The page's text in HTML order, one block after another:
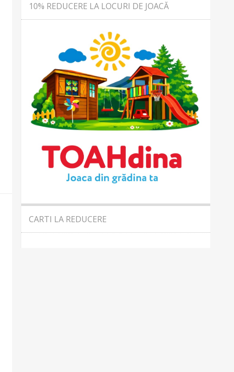
10% REDUCERE LA LOCURI DE JOACĂ
CARTI LA REDUCERE